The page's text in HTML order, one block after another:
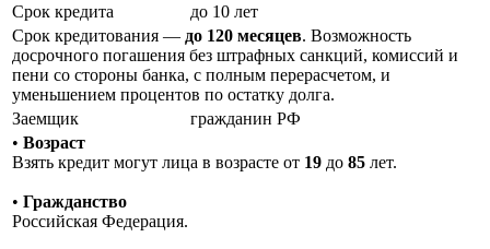
Срок кредита
до 10 лет
Срок кредитования — до 120 месяцев. Возможность
досрочного погашения без штрафных санкций, комиссий и
пени со стороны банка, с полным перерасчетом, и
уменьшением процентов по остатку долга.
Заемщик
гражданин РФ
• Возраст
Взять кредит могут лица в возрасте от 19 до 85 лет.
• Гражданство
Российская Федерация.